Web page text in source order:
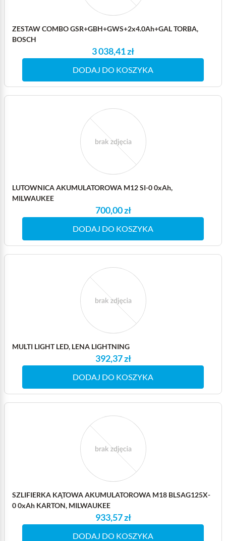
ZESTAW COMBO GSR+GBH+GWS+2x4.0Ah+GAL TORBA,
BOSCH
3 038,41 zł
DODAJ DO KOSZYKA
LUTOWNICA AKUMULATOROWA M12 SI-0 0xAh,
MILWAUKEE
700,00 zł
DODAJ DO KOSZYKA
MULTI LIGHT LED, LENA LIGHTNING
392,37 zł
DODAJ DO KOSZYKA
SZLIFIERKA KĄTOWA AKUMULATOROWA M18 BLSAG125X-
0 0xAh KARTON, MILWAUKEE
933,57 zł
DODAJ DO KOSZYKA